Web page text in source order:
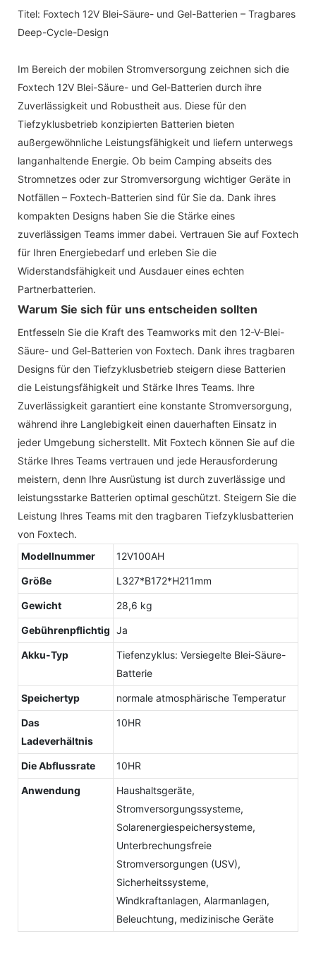
Titel: Foxtech 12V Blei-Säure- und Gel-Batterien – Tragbares
Deep-Cycle-Design
Im Bereich der mobilen Stromversorgung zeichnen sich die
Foxtech 12V Blei-Säure- und Gel-Batterien durch ihre
Zuverlässigkeit und Robustheit aus. Diese für den
Tiefzyklusbetrieb konzipierten Batterien bieten
außergewöhnliche Leistungsfähigkeit und liefern unterwegs
langanhaltende Energie. Ob beim Camping abseits des
Stromnetzes oder zur Stromversorgung wichtiger Geräte in
Notfällen – Foxtech-Batterien sind für Sie da. Dank ihres
kompakten Designs haben Sie die Stärke eines
zuverlässigen Teams immer dabei. Vertrauen Sie auf Foxtech
für Ihren Energiebedarf und erleben Sie die
Widerstandsfähigkeit und Ausdauer eines echten
Partnerbatterien.
Warum Sie sich für uns entscheiden sollten
Entfesseln Sie die Kraft des Teamworks mit den 12-V-Blei-
Säure- und Gel-Batterien von Foxtech. Dank ihres tragbaren
Designs für den Tiefzyklusbetrieb steigern diese Batterien
die Leistungsfähigkeit und Stärke Ihres Teams. Ihre
Zuverlässigkeit garantiert eine konstante Stromversorgung,
während ihre Langlebigkeit einen dauerhaften Einsatz in
jeder Umgebung sicherstellt. Mit Foxtech können Sie auf die
Stärke Ihres Teams vertrauen und jede Herausforderung
meistern, denn Ihre Ausrüstung ist durch zuverlässige und
leistungsstarke Batterien optimal geschützt. Steigern Sie die
Leistung Ihres Teams mit den tragbaren Tiefzyklusbatterien
von Foxtech.
Modellnummer
12V100AH
Größe L327*B172*H211mm
Gewicht 28,6 kg
Gebührenpflichtig Ja
Akku-Typ
Tiefenzyklus: Versiegelte Blei-Säure-
Batterie
Speichertyp normale atmosphärische Temperatur
Das
Ladeverhältnis
10HR
Die Abflussrate 10HR
Anwendung
Haushaltsgeräte,
Stromversorgungssysteme,
Solarenergiespeichersysteme,
Unterbrechungsfreie
Stromversorgungen (USV),
Sicherheitssysteme,
Windkraftanlagen, Alarmanlagen,
Beleuchtung, medizinische Geräte